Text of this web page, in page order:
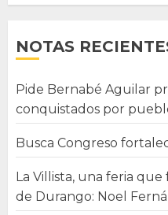
NOTAS
Pide Bernabé Aguilar
conquistados por
Busca Congreso
La Villista, una feria
de Durango: Noel